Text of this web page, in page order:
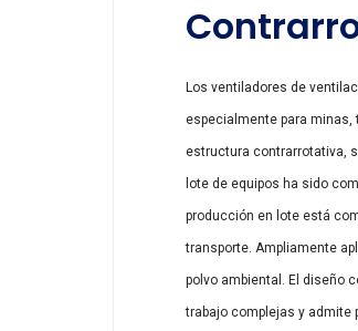
Los ventiladores de
especialmente para
estructura contrarrotativa,
lote de equipos ha sido
producción en lote está
transporte. Ampliamente
polvo ambiental. El diseño
trabajo complejas y admite